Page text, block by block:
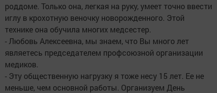
роддоме. Только она, легкая на руку, умеет точно ввести
иглу в крохотную веночку новорожденного. Этой
технике она обучила многих медсестер.
- Любовь Алексеевна, мы знаем, что Вы много лет
являетесь председателем профсоюзной организации
медиков.
- Эту общественную нагрузку я тоже несу 15 лет. Ее не
меньше, чем основной работы. Организуем День